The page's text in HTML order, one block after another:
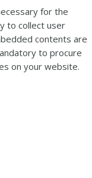
for the
to collect user
contents are
to procure
on your website.